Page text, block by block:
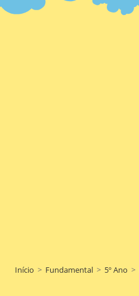
Início > Fundamental > 5º Ano >